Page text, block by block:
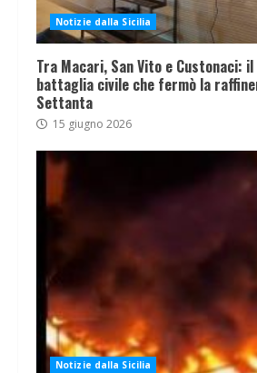
Notizie dalla Sicilia
Tra Macari, San Vito e Custonaci:
battaglia civile che fermò la
Settanta
15 giugno 2026
Notizie dalla Sicilia